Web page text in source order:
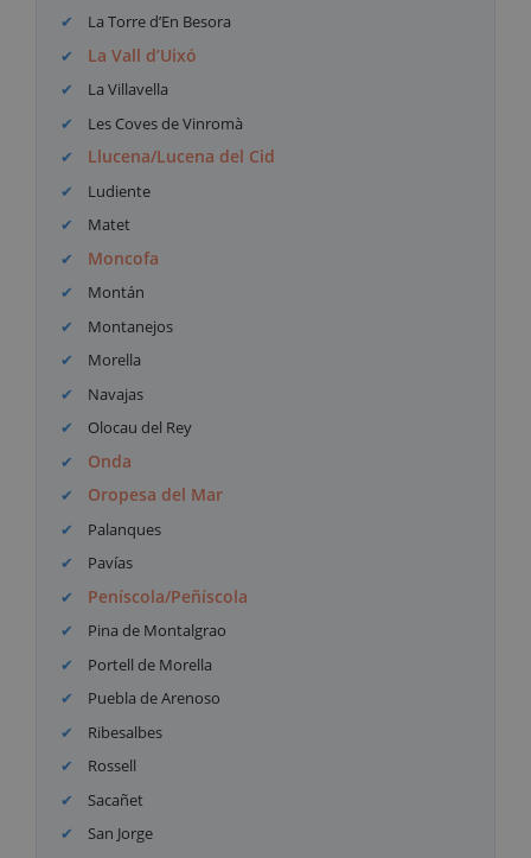
La Torre d’En Besora
La Vall d’Uixó
La Villavella
Les Coves de Vinromà
Llucena/Lucena del Cid
Ludiente
Matet
Moncofa
Montán
Montanejos
Morella
Navajas
Olocau del Rey
Onda
Oropesa del Mar
Palanques
Pavías
Peníscola/Peñíscola
Pina de Montalgrao
Portell de Morella
Puebla de Arenoso
Ribesalbes
Rossell
Sacañet
San Jorge